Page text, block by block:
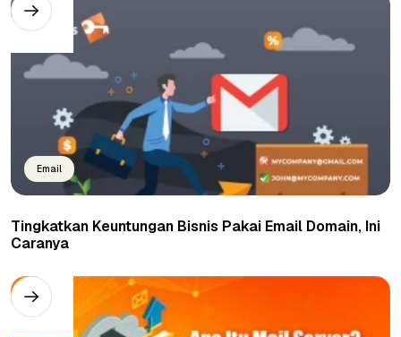
Email
Tingkatkan Keuntungan Bisnis Pakai Email Domain, Ini
Caranya